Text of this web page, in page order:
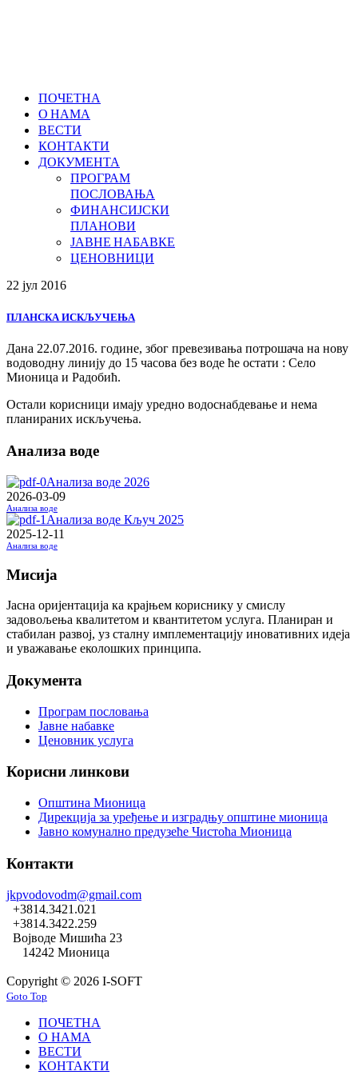
ПОЧЕТНА
О НАМА
ВЕСТИ
КОНТАКТИ
ДОКУМЕНТА
ПРОГРАМ
ПОСЛОВАЊА
ФИНАНСИЈСКИ
ПЛАНОВИ
ЈАВНЕ НАБАВКЕ
ЦЕНОВНИЦИ
22 јул 2016
ПЛАНСКА ИСКЉУЧЕЊА
Дана 22.07.2016. године, због превезивања потрошача на нову
водоводну линију до 15 часова без воде ће остати : Село
Мионица и Радобић.
Остали корисници имају уредно водоснабдевање и нема
планираних искључења.
Анализа воде
Анализа воде 2026
2026-03-09
Анализа воде
Анализа воде Кључ 2025
2025-12-11
Анализа воде
Мисија
Јасна оријентација ка крајњем кориснику у смислу
задовољења квалитетом и квантитетом услуга. Планиран и
стабилан развој, уз сталну имплементацију иновативних идеја
и уважавање еколошких принципа.
Документа
Програм пословања
Јавне набавке
Ценовник услуга
Корисни линкови
Општина Мионица
Дирекција за уређење и изградњу општине мионица
Јавно комунално предузеће Чистоћа Мионица
Контакти
jkpvodovodm@gmail.com
+3814.3421.021
+3814.3422.259
Војводе Мишића 23
14242 Мионица
Copyright © 2026 I-SOFT
Goto Top
ПОЧЕТНА
О НАМА
ВЕСТИ
КОНТАКТИ